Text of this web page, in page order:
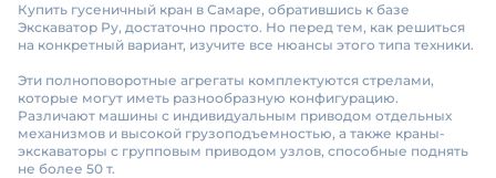
Купить гусеничный кран в Самаре, обратившись к базе
Экскаватор Ру, достаточно просто. Но перед тем, как решиться
на конкретный вариант, изучите все нюансы этого типа техники.
Эти полноповоротные агрегаты комплектуются стрелами,
которые могут иметь разнообразную конфигурацию.
Различают машины с индивидуальным приводом отдельных
механизмов и высокой грузоподъемностью, а также краны-
экскаваторы с групповым приводом узлов, способные поднять
не более 50 т.